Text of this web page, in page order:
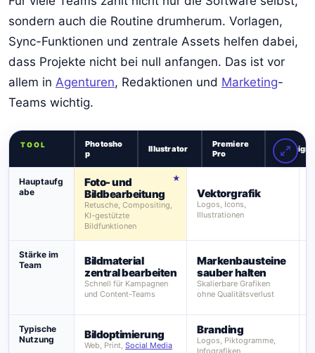
sondern auch die Routine drumherum. Vorlagen,
Sync-Funktionen und zentrale Assets helfen dabei,
dass Projekte nicht bei null anfangen. Das ist vor
allem in Agenturen, Redaktionen und Marketing-
Teams wichtig.
TOOL
Photosho
p
Illustrator
Premiere
Pro
InDesign
Hauptaufg
abe
Foto- und
Bildbearbeitung
Retusche, Compositing,
KI-gestützte
Bildfunktionen
Vektorgrafik
Logos, Icons,
Illustrationen
Stärke im
Team
Bildmaterial
zentral bearbeiten
Schnell für Kampagnen
und Content-Teams
Markenbausteine
sauber halten
Skalierbare Grafiken
ohne Qualitätsverlust
Typische
Nutzung
Bildoptimierung
Web, Print, Social Media
Branding
Logos, Piktogramme,
Infografiken